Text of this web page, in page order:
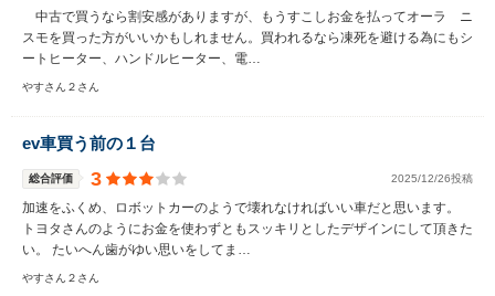
中古で買うなら割安感がありますが、もうすこしお金を払ってオーラ ニ
スモを買った方がいいかもしれません。買われるなら凍死を避ける為にもシ
ートヒーター、ハンドルヒーター、電…
やすさん２さん
ev車買う前の１台
総合評価 3 2025/12/26投稿
加速をふくめ、ロボットカーのようで壊れなければいい車だと思います。
トヨタさんのようにお金を使わずともスッキリとしたデザインにして頂きた
い。 たいへん歯がゆい思いをしてま…
やすさん２さん